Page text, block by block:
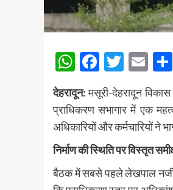
WhatsApp
Facebook
देहरादून:मसूरी-देहरादून
प्राधिकरण सभागार में एक
अधिकारियों और कर्मचारियों ने
निर्माण की स्थिति पर विस्तृत
बैठक में सबसे पहले लेखपाल नजीर